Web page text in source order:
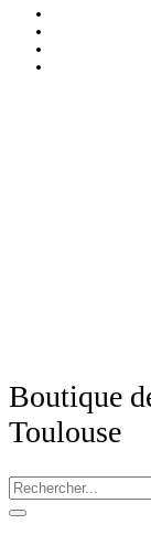
Boutique
Toulouse